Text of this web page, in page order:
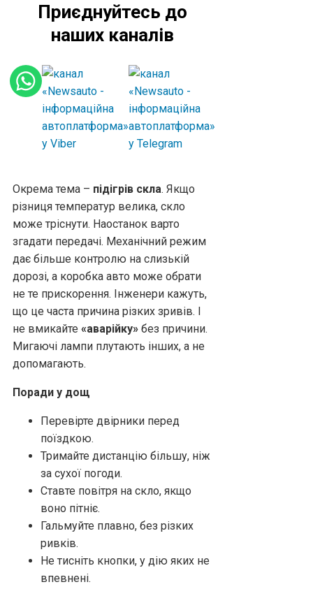
Приєднуйтесь до
наших каналів
Окрема тема – підігрів скла. Якщо
різниця температур велика, скло
може тріснути. Наостанок варто
згадати передачі. Механічний режим
дає більше контролю на слизькій
дорозі, а коробка авто може обрати
не те прискорення. Інженери кажуть,
що це часта причина різких зривів. І
не вмикайте «аварійку» без причини.
Мигаючі лампи плутають інших, а не
допомагають.
Поради у дощ
Перевірте двірники перед
поїздкою.
Тримайте дистанцію більшу, ніж
за сухої погоди.
Ставте повітря на скло, якщо
воно пітніє.
Гальмуйте плавно, без різких
ривків.
Не тисніть кнопки, у дію яких не
впевнені.